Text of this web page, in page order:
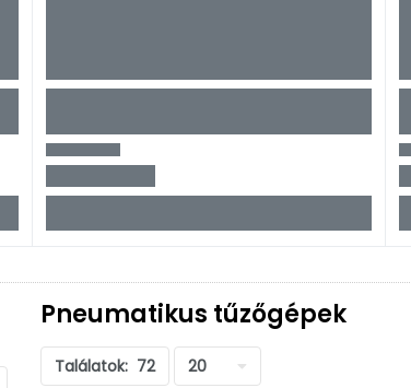
Pneumatikus tűzőgépek
Találatok: 72 20